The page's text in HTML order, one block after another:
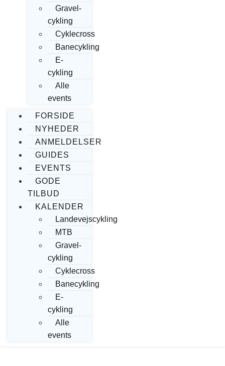
Gravel-
cykling
Cyklecross
Banecykling
E-
cykling
Alle
events
FORSIDE
NYHEDER
ANMELDELSER
GUIDES
EVENTS
GODE
TILBUD
KALENDER
Landevejscykling
MTB
Gravel-
cykling
Cyklecross
Banecykling
E-
cykling
Alle
events